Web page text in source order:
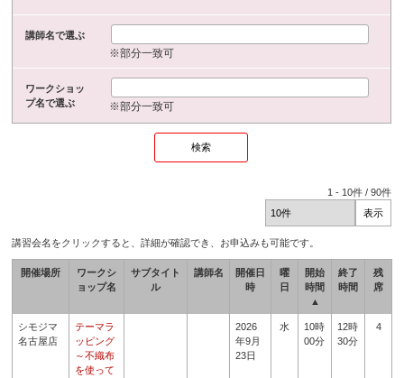
講師名で選ぶ
※部分一致可
ワークショッ
プ名で選ぶ
※部分一致可
1 - 10件 /90件
講習会名をクリックすると、詳細が確認でき、お申込みも可能です。
開催場所
ワークシ
ョップ名
サブタイト
ル
講師名
開催日
時
曜
日
開始
時間
▲
終了
時間
残
席
シモジマ
名古屋店
テーマラ
ッピング
～不織布
を使って
2026
年9月
23日
水
10時
00分
12時
30分
4